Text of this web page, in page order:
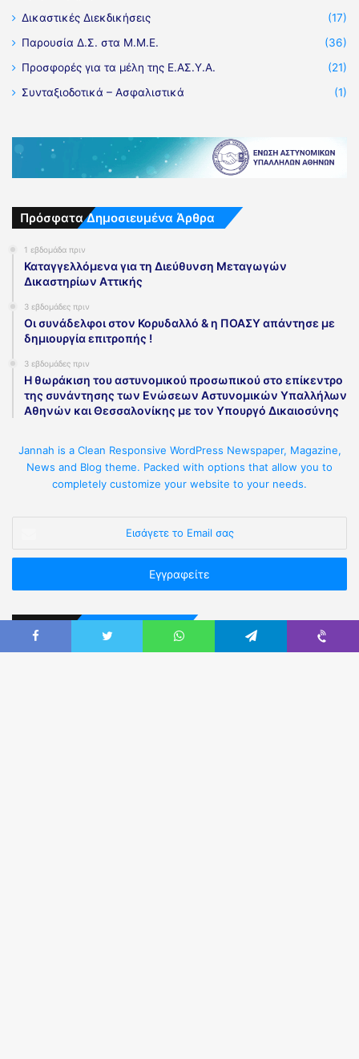
Δικαστικές Διεκδικήσεις
(17)
Παρουσία Δ.Σ. στα Μ.Μ.Ε.
(36)
Προσφορές για τα μέλη της Ε.ΑΣ.Υ.Α.
(21)
Συνταξιοδοτικά – Ασφαλιστικά
(1)
Πρόσφατα Δημοσιευμένα Άρθρα
1 εβδομάδα πριν
Καταγγελλόμενα για τη Διεύθυνση Μεταγωγών
Δικαστηρίων Αττικής
3 εβδομάδες πριν
Οι συνάδελφοι στον Κορυδαλλό & η ΠΟΑΣΥ απάντησε με
δημιουργία επιτροπής !
3 εβδομάδες πριν
Η θωράκιση του αστυνομικού προσωπικού στο επίκεντρο
της συνάντησης των Ενώσεων Αστυνομικών Υπαλλήλων
Αθηνών και Θεσσαλονίκης με τον Υπουργό Δικαιοσύνης
Jannah is a Clean Responsive WordPress Newspaper, Magazine,
News and Blog theme. Packed with options that allow you to
completely customize your website to your needs.